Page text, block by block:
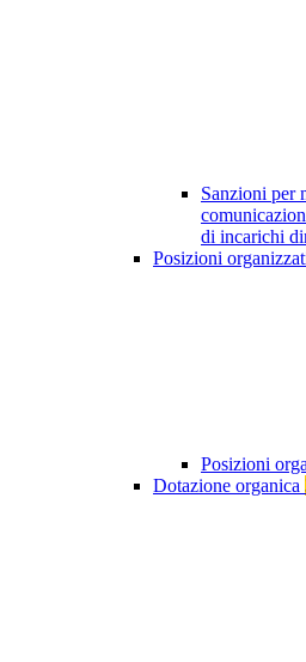
Sanzioni per
di incarichi
Posizioni
Posizioni
Dotazione organica